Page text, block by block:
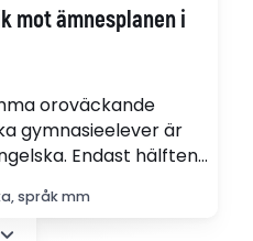
mot ämnesplanen i
oroväckande
gymnasieelever är
Endast hälften
mig", säger
språk mm